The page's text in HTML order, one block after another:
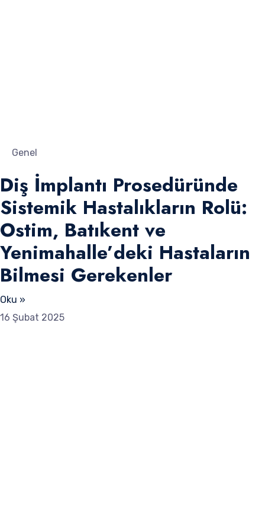
Genel
Diş İmplantı Prosedüründe
Sistemik Hastalıkların Rolü:
Ostim, Batıkent ve
Yenimahalle’deki Hastaların
Bilmesi Gerekenler
Oku »
16 Şubat 2025